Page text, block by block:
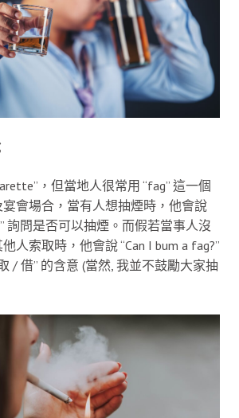
，但當地人很常用 “fag” 這一個
會場合，當有人想抽煙時，他會說
詢問是否可以抽煙。而假若當事人沒
人索取時，他會說 “Can I bum a fag?”
/ 借” 的含意 (當然, 我並不鼓勵大家抽